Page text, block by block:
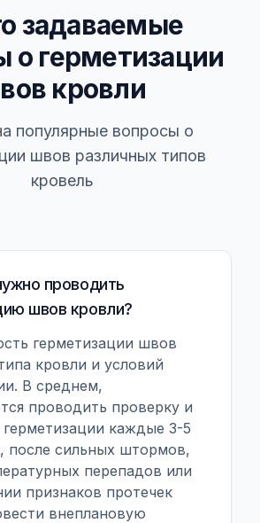
задаваемые
о герметизации
кровли
популярные вопросы о
швов различных типов
кровель
проводить
швов кровли?
герметизации швов
кровли и условий
В среднем,
проводить проверку и
каждые 3-5
после сильных штормов,
перепадов или
признаков протечек
внеплановую